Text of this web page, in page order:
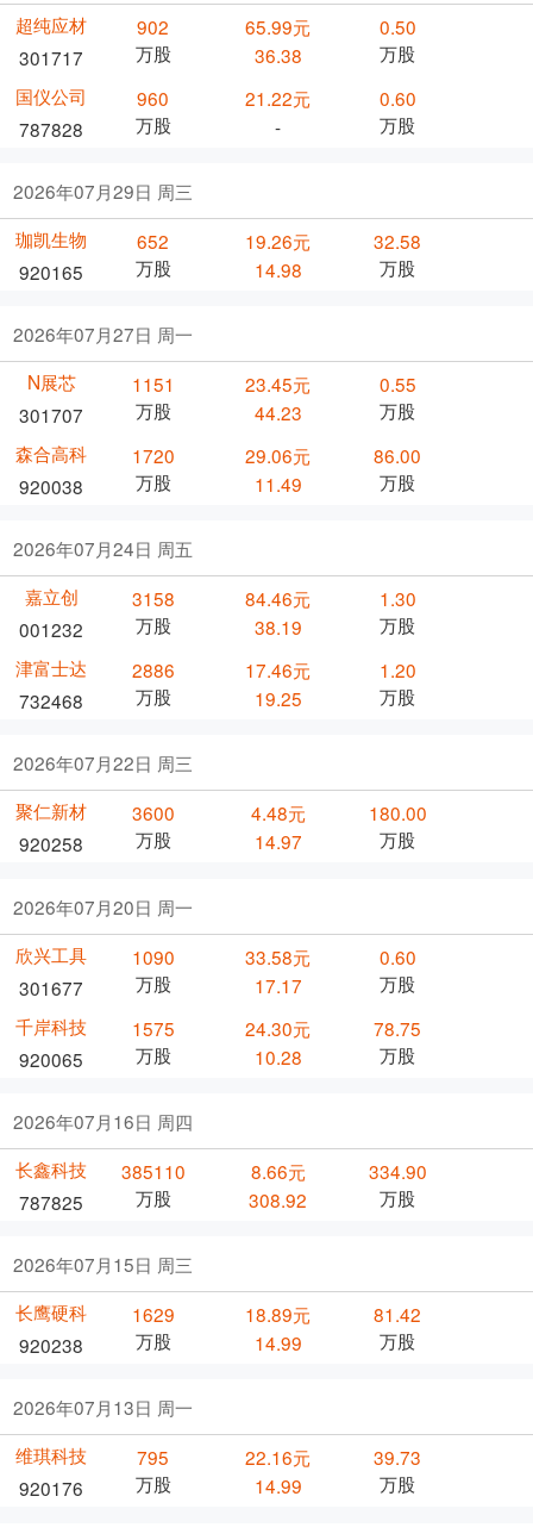
超纯应材
301717
902
万股
65.99元
36.38
0.50
万股
国仪公司
787828
960
万股
21.22元
-
0.60
万股
2026年07月29日 周三
珈凯生物
920165
652
万股
19.26元
14.98
32.58
万股
2026年07月27日 周一
N展芯
301707
1151
万股
23.45元
44.23
0.55
万股
森合高科
920038
1720
万股
29.06元
11.49
86.00
万股
2026年07月24日 周五
嘉立创
001232
3158
万股
84.46元
38.19
1.30
万股
津富士达
732468
2886
万股
17.46元
19.25
1.20
万股
2026年07月22日 周三
聚仁新材
920258
3600
万股
4.48元
14.97
180.00
万股
2026年07月20日 周一
欣兴工具
301677
1090
万股
33.58元
17.17
0.60
万股
千岸科技
920065
1575
万股
24.30元
10.28
78.75
万股
2026年07月16日 周四
长鑫科技
787825
385110
万股
8.66元
308.92
334.90
万股
2026年07月15日 周三
长鹰硬科
920238
1629
万股
18.89元
14.99
81.42
万股
2026年07月13日 周一
维琪科技
920176
795
万股
22.16元
14.99
39.73
万股